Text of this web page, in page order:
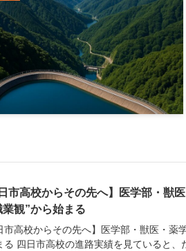
日市高校からその先へ】医学部・獣
業観”から始まる
市高校からその先へ】医学部・獣医・薬
る 四日市高校の進路実績を見ていると